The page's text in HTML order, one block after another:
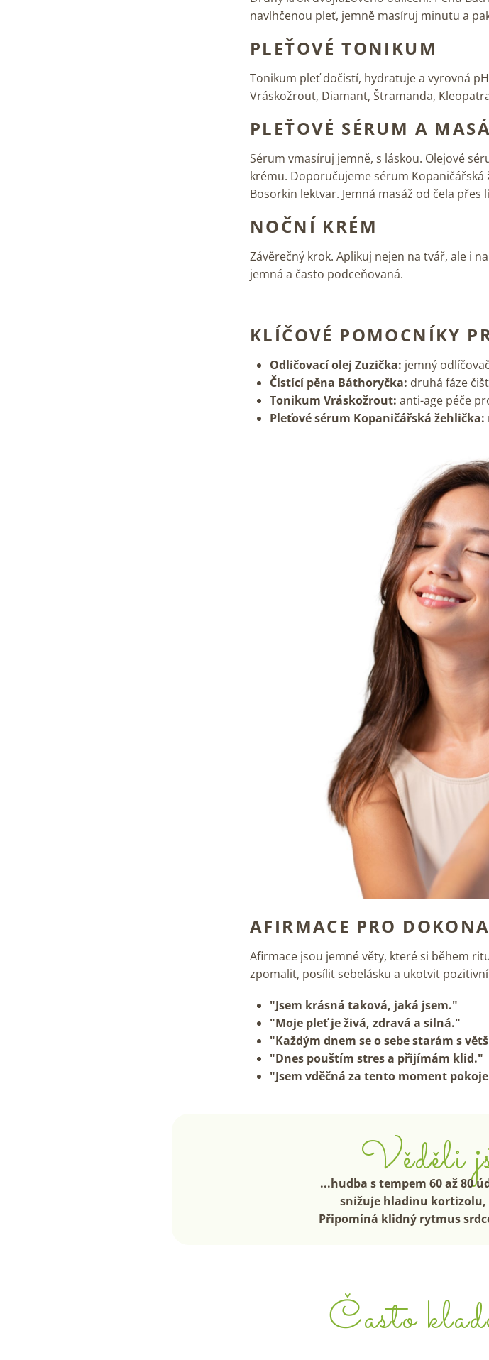
navlhčenou pleť, jemně masíruj minutu a
PLEŤOVÉ TONIKUM
Tonikum pleť dočistí, hydratuje a vyrovná
Vráskožrout, Diamant, Štramanda,
PLEŤOVÉ SÉRUM A
Sérum vmasíruj jemně, s láskou. Olejové
krému. Doporučujeme sérum
Bosorkin lektvar. Jemná masáž od čela
NOČNÍ KRÉM
Závěrečný krok. Aplikuj nejen na tvář, ale i
jemná a často podceňovaná.
KLÍČOVÉ POMOCNÍKY
Odličovací olej Zuzička: jemný
Čistící pěna Báthoryčka: druhá fáze
Tonikum Vráskožrout: anti-age péče
Pleťové sérum Kopaničářská žehlička:
AFIRMACE PRO
Afirmace jsou jemné věty, které si během
zpomalit, posílit sebelásku a ukotvit
"Jsem krásná taková, jaká jsem."
"Moje pleť je živá, zdravá a silná."
"Každým dnem se o sebe starám s
"Dnes pouštím stres a přijímám klid."
"Jsem vděčná za tento moment
Věděli
...hudba s tempem 60 až 80
snižuje hladinu kortizolu,
Připomíná klidný rytmus
Často